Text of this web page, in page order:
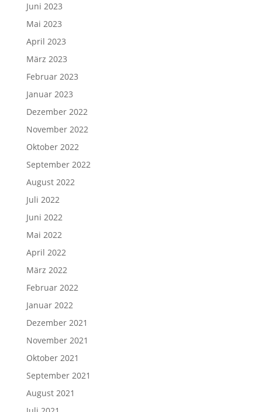
Juni 2023
Mai 2023
April 2023
März 2023
Februar 2023
Januar 2023
Dezember 2022
November 2022
Oktober 2022
September 2022
August 2022
Juli 2022
Juni 2022
Mai 2022
April 2022
März 2022
Februar 2022
Januar 2022
Dezember 2021
November 2021
Oktober 2021
September 2021
August 2021